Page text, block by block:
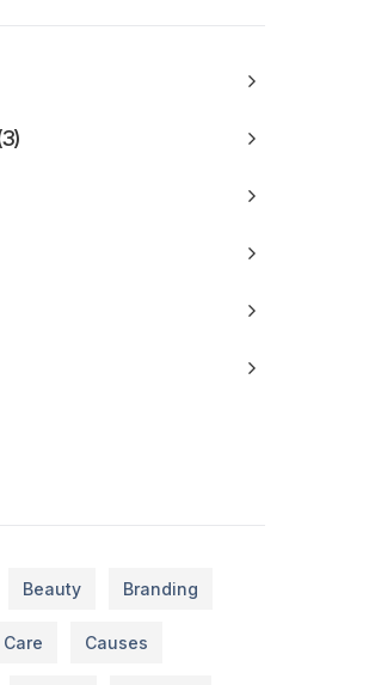
3
Beauty Branding
Care Causes